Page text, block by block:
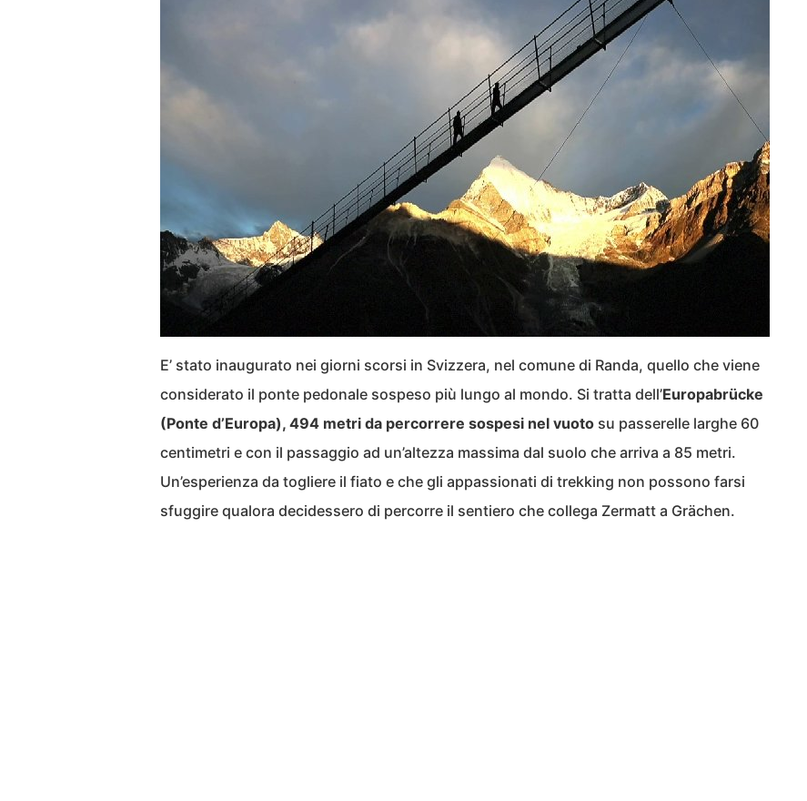
E’ stato inaugurato nei giorni scorsi in Svizzera, nel comune di Randa, quello che viene
considerato il ponte pedonale sospeso più lungo al mondo. Si tratta dell’Europabrücke
(Ponte d’Europa), 494 metri da percorrere sospesi nel vuoto su passerelle larghe 60
centimetri e con il passaggio ad un’altezza massima dal suolo che arriva a 85 metri.
Un’esperienza da togliere il fiato e che gli appassionati di trekking non possono farsi
sfuggire qualora decidessero di percorre il sentiero che collega Zermatt a Grächen.